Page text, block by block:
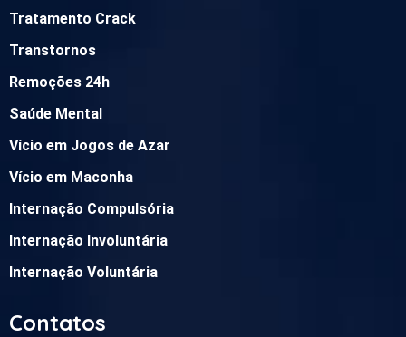
Tratamento Crack
Transtornos
Remoções 24h
Saúde Mental
Vício em Jogos de Azar
Vício em Maconha
Internação Compulsória
Internação Involuntária
Internação Voluntária
Contatos